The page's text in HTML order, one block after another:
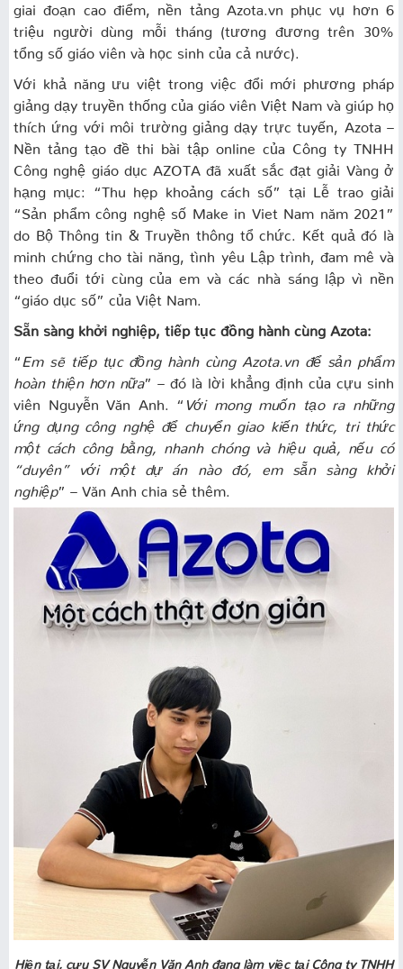
giai đoạn cao điểm, nền tảng Azota.vn phục vụ hơn 6
triệu người dùng mỗi tháng (tương đương trên 30%
tổng số giáo viên và học sinh của cả nước).
Với khả năng ưu việt trong việc đổi mới phương pháp
giảng dạy truyền thống của giáo viên Việt Nam và giúp họ
thích ứng với môi trường giảng dạy trực tuyến, Azota –
Nền tảng tạo đề thi bài tập online của Công ty TNHH
Công nghệ giáo dục AZOTA đã xuất sắc đạt giải Vàng ở
hạng mục: “Thu hẹp khoảng cách số” tại Lễ trao giải
“Sản phẩm công nghệ số Make in Viet Nam năm 2021”
do Bộ Thông tin & Truyền thông tổ chức. Kết quả đó là
minh chứng cho tài năng, tình yêu Lập trình, đam mê và
theo đuổi tới cùng của em và các nhà sáng lập vì nền
“giáo dục số” của Việt Nam.
Sẵn sàng khởi nghiệp, tiếp tục đồng hành cùng Azota:
“ Em sẽ tiếp tục đồng hành cùng Azota.vn để sản phẩm
hoàn thiện hơn nữa” – đó là lời khẳng định của cựu sinh
viên Nguyễn Văn Anh. “ Với mong muốn tạo ra những
ứng dụng công nghệ để chuyển giao kiến thức, tri thức
một cách công bằng, nhanh chóng và hiệu quả, nếu có
“duyên” với một dự án nào đó, em sẵn sàng khởi
nghiệp” – Văn Anh chia sẻ thêm.
Hiện tại, cựu SV Nguyễn Văn Anh đang làm việc tại Công ty TNHH